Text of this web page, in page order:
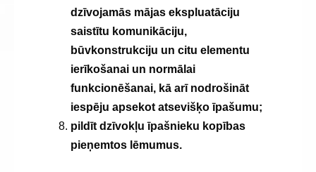
dzīvojamās mājas ekspluatāciju
saistītu komunikāciju,
būvkonstrukciju un citu elementu
ierīkošanai un normālai
funkcionēšanai, kā arī nodrošināt
iespēju apsekot atsevišķo īpašumu;
pildīt dzīvokļu īpašnieku kopības
pieņemtos lēmumus.